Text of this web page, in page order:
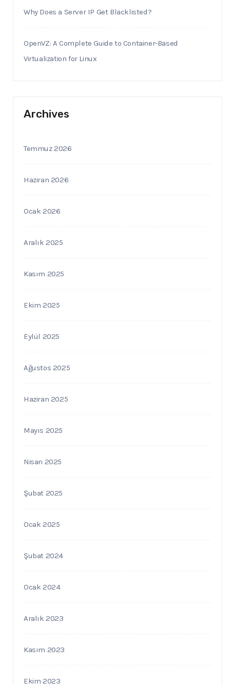
Why Does a Server IP Get Blacklisted?
OpenVZ: A Complete Guide to Container-Based
Virtualization for Linux
Archives
Temmuz 2026
Haziran 2026
Ocak 2026
Aralık 2025
Kasım 2025
Ekim 2025
Eylül 2025
Ağustos 2025
Haziran 2025
Mayıs 2025
Nisan 2025
Şubat 2025
Ocak 2025
Şubat 2024
Ocak 2024
Aralık 2023
Kasım 2023
Ekim 2023